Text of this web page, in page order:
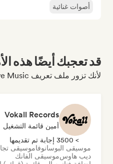
أصوات غنائية
قد تعجبك أيضًا هذه
لأنك تزور ملف تعريف Maisonneuve Music
Vokall Records
أمين قائمة التشغيل
> 3500 إجابة تم تقديمها
موسيقى البوسانوفاموسيقى
ديب هاوسموسيقى الفانك